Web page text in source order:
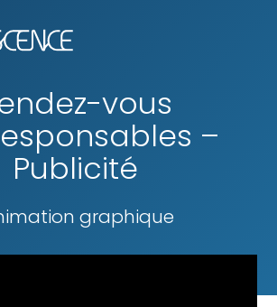
vous
–
Publicité
graphique